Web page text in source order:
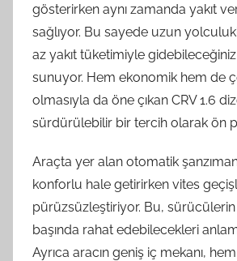
gösterirken aynı zamanda yakıt
sağlıyor. Bu sayede uzun
az yakıt tüketimiyle
sunuyor. Hem ekonomik hem de
olmasıyla da öne çıkan CRV 1.6
sürdürülebilir bir tercih olarak ön
Araçta yer alan otomatik
konforlu hale getirirken vites
pürüzsüzleştiriyor. Bu,
başında rahat edebilecekleri
Ayrıca aracın geniş iç mekanı,